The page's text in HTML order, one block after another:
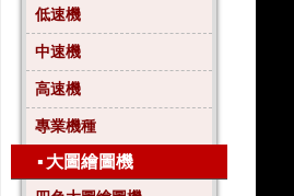
低速機
中速機
高速機
專業機種
▪ 大圖繪圖機